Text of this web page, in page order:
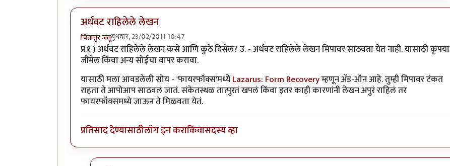
अर्धवट राहिलेले लेखन
चिंतातुर जंतूबुधवार, 23/02/2011 10:47
प्र.१ ) अर्धवट राहिलेले लेखन कसे आणि कुठे दिसेल? उ. - अर्धवट राहिलेले लेखन मिपावर साठवता येत नाही. यासाठी कृपया
जीमेल किंवा अन्य सोईंचा वापर करावा.
यासाठी मला आवडलेली सोय - 'फायरफॉक्स'मध्येLazarus: Form Recoveryम्हणून अ‍ॅड-ऑन आहे. तुम्ही मिपावर टंकत
राहता ते आपोआप साठवलं जातं. संकेतस्थळ तात्पुरतं खपलं किंवा इतर काही कारणांनी लेखन अपुरं राहिलं तर
फायरफॉक्समध्ये जाऊन ते मिळवता येतं.
प्रतिसाद देण्यासाठीलॉग इन कराकिंवासदस्य व्हा